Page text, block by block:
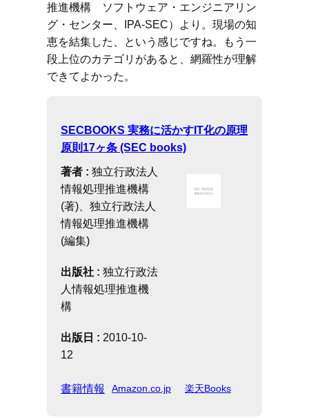
推進機構 ソフトウェア・エンジニアリン
グ・センター、IPA-SEC）より。現場の知
恵を結集した、という感じですね。もう一
段上位のカテゴリがあると、網羅性が理解
できてよかった。
SECBOOKS 実務に活かすIT化の原理
原則17ヶ条 (SEC books)
著者 : 独立行政法人
情報処理推進機構
(著)、独立行政法人
情報処理推進機構
(編集)
出版社 : 独立行政法
人情報処理推進機
構
出版日 : 2010-10-
12
書籍情報 Amazon.co.jp 楽天Books